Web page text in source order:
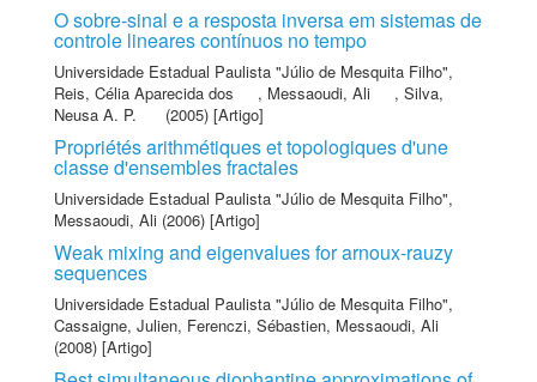
O sobre-sinal e a resposta inversa em sistemas de
controle lineares contínuos no tempo
Universidade Estadual Paulista "Júlio de Mesquita Filho",
Reis, Célia Aparecida dos
, Messaoudi, Ali , Silva,
Neusa A. P.
(2005) [Artigo]
Propriétés arithmétiques et topologiques d'une
classe d'ensembles fractales
Universidade Estadual Paulista "Júlio de Mesquita Filho",
Messaoudi, Ali (2006) [Artigo]
Weak mixing and eigenvalues for arnoux-rauzy
sequences
Universidade Estadual Paulista "Júlio de Mesquita Filho",
Cassaigne, Julien, Ferenczi, Sébastien, Messaoudi, Ali
(2008) [Artigo]